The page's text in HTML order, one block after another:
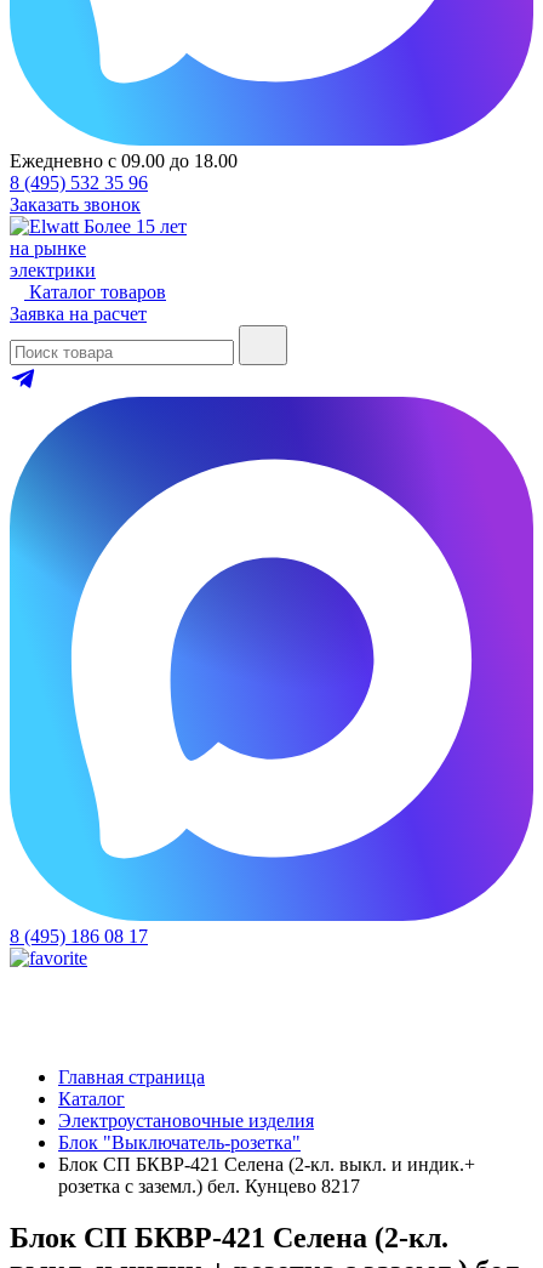
Ежедневно с 09.00 до 18.00
8 (495) 532 35 96
Заказать звонок
Более 15 лет
на рынке
электрики
Каталог товаров
Заявка на расчет
8 (495) 186 08 17
Главная страница
Каталог
Электроустановочные изделия
Блок "Выключатель-розетка"
Блок СП БКВР-421 Селена (2-кл. выкл. и индик.+
розетка с заземл.) бел. Кунцево 8217
Блок СП БКВР-421 Селена (2-кл.